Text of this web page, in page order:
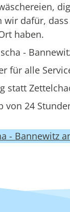
dafür,
haben.
-
für alle
statt
von 24
- Bannewitz